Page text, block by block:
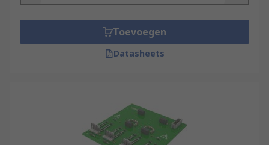
Toevoegen
Datasheets